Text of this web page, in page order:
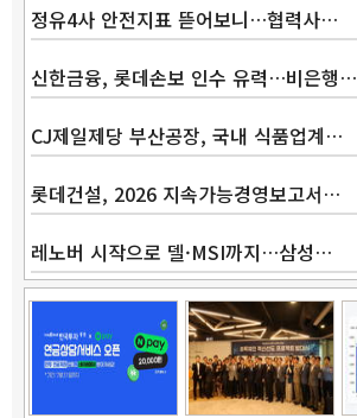
정유4사 안전지표 뜯어보니…협력사…
신한금융, 롯데손보 인수 유력…비은행…
CJ제일제당 부산공장, 국내 식품업계…
롯데건설, 2026 지속가능경영보고서…
레노버 시작으로 델·MSI까지…삼성…